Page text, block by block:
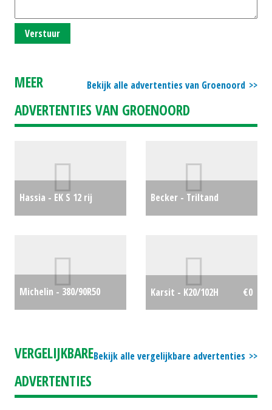
Verstuur
Bekijk alle advertenties van Groenoord
MEER
ADVERTENTIES VAN GROENOORD
Hassia - EK S 12 rij
Becker - Triltand
Michelin - 380/90R50
Karsit - K20/102H €0
Bekijk alle vergelijkbare advertenties
VERGELIJKBARE
ADVERTENTIES